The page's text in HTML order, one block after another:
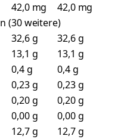
42,0 mg
42,0 mg
(30 weitere)
32,6 g
32,6 g
13,1 g
13,1 g
0,4 g
0,4 g
0,23 g
0,23 g
0,20 g
0,20 g
0,00 g
0,00 g
12,7 g
12,7 g